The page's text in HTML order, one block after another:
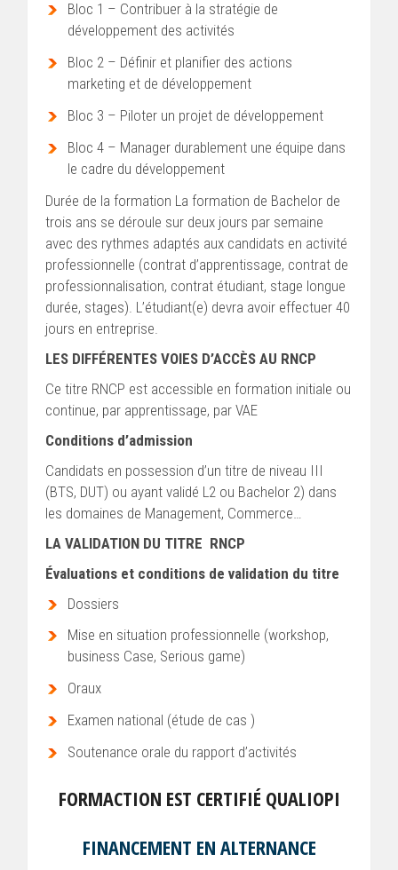
Bloc 1 – Contribuer à la stratégie de
développement des activités
Bloc 2 – Définir et planifier des actions
marketing et de développement
Bloc 3 – Piloter un projet de développement
Bloc 4 – Manager durablement une équipe dans
le cadre du développement
Durée de la formation La formation de Bachelor de
trois ans se déroule sur deux jours par semaine
avec des rythmes adaptés aux candidats en activité
professionnelle (contrat d’apprentissage, contrat de
professionnalisation, contrat étudiant, stage longue
durée, stages). L’étudiant(e) devra avoir effectuer 40
jours en entreprise.
LES DIFFÉRENTES VOIES D’ACCÈS AU RNCP
Ce titre RNCP est accessible en formation initiale ou
continue, par apprentissage, par VAE
Conditions d’admission
Candidats en possession d’un titre de niveau III
(BTS, DUT) ou ayant validé L2 ou Bachelor 2) dans
les domaines de Management, Commerce…
LA VALIDATION DU TITRE RNCP
Évaluations et conditions de validation du titre
Dossiers
Mise en situation professionnelle (workshop,
business Case, Serious game)
Oraux
Examen national (étude de cas )
Soutenance orale du rapport d’activités
FORMACTION EST CERTIFIÉ QUALIOPI
FINANCEMENT EN ALTERNANCE